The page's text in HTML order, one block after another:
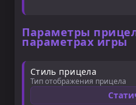
Параметры
параметрах игры
Стиль прицела
Тип отображения прицела